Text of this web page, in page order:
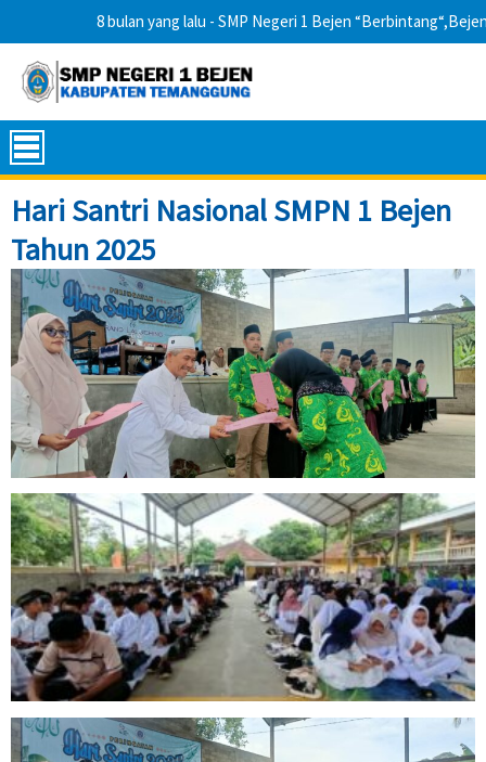
8 bulan yang lalu- SMP Negeri 1 Bejen “Berbintang“,Bejen
Hari Santri Nasional SMPN 1 Bejen
Tahun 2025